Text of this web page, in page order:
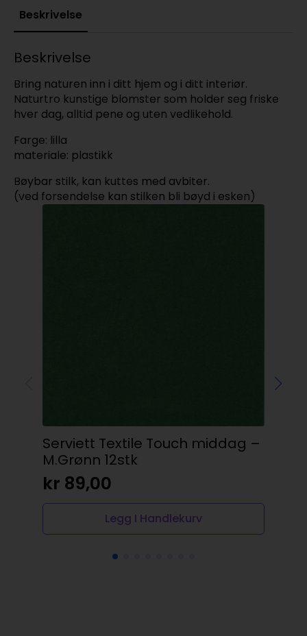
Beskrivelse
Beskrivelse
Bring naturen inn i ditt hjem og i ditt interiør.
Naturtro kunstige blomster som holder seg friske
hver dag, alltid pene og uten vedlikehold.
Farge: lilla
materiale: plastikk
Bøybar stilk, kan kuttes med avbiter.
(ved forsendelse kan stilken bli bøyd i esken)
Serviett Textile Touch middag –
M.Grønn 12stk
kr 89,00
Legg I Handlekurv